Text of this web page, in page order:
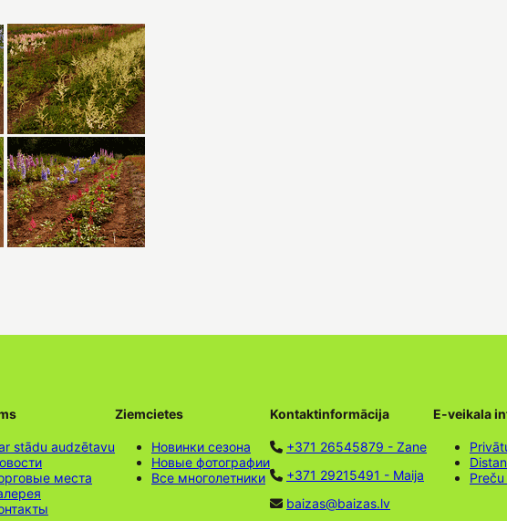
stādu audzētavu
места
Ziemcietes
Новинки сезона
Новые фотографии
Все многолетники
Kontaktinformācija
+371 26545879 - Zane
+371 29215491 - Maija
baizas@baizas.lv
E-veikala